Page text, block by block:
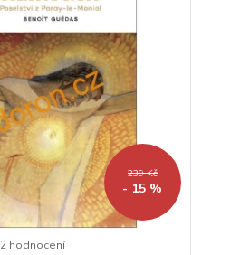
239 Kč
- 15 %
2 hodnocení